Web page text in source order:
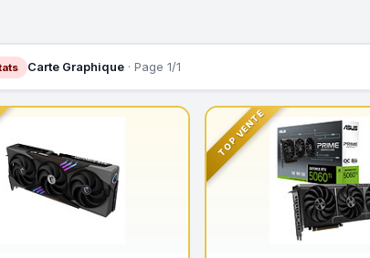
Carte Graphique· Page 1/1
TOP VENTE